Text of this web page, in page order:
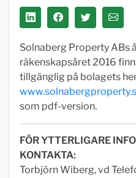
Solnaberg Property ABs
räkenskapsåret 2016
tillgänglig på bolagets
som pdf-version.
FÖR YTTERLIGARE
KONTAKTA:
Torbjörn Wiberg, vd